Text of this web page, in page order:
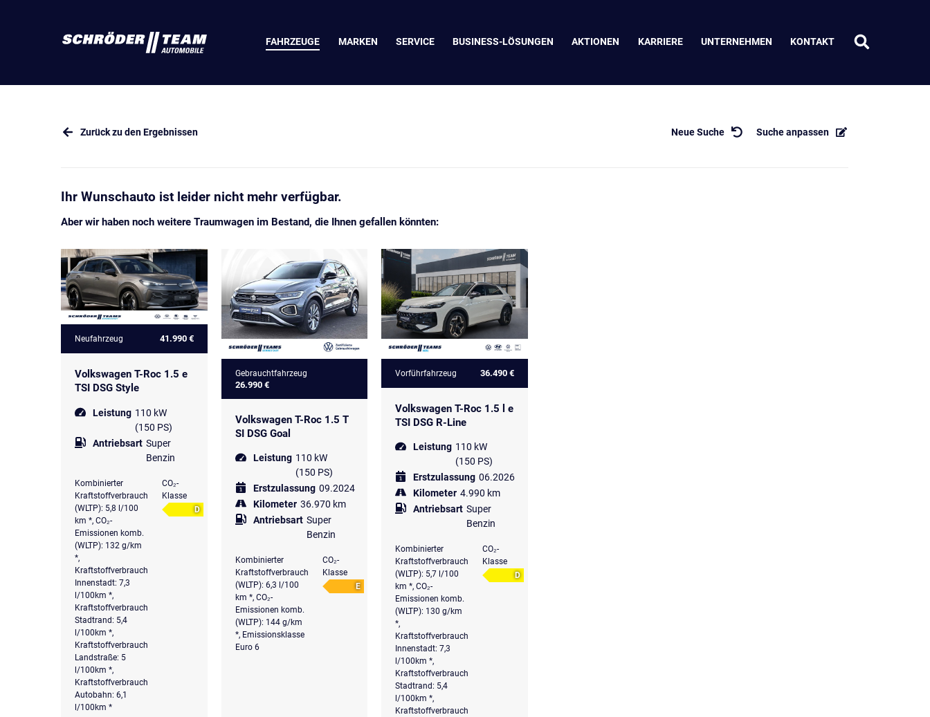
FAHRZEUGE MARKEN SERVICE BUSINESS-LÖSUNGEN AKTIONEN KARRIERE UNTERNEHMEN KONTAKT
Zurück zu den Ergebnissen Neue Suche Suche anpassen
Ihr Wunschauto ist leider nicht mehr verfügbar.
Aber wir haben noch weitere Traumwagen im Bestand, die Ihnen gefallen könnten:
Neufahrzeug 41.990 €
Volkswagen T-Roc 1.5 e
TSI DSG Style
Leistung 110 kW
(150 PS)
Antriebsart Super
Benzin
Kombinierter
Kraftstoffverbrauch
(WLTP): 5,8 l/100
km *, CO₂-
Emissionen komb.
(WLTP): 132 g/km
*,
Kraftstoffverbrauch
Innenstadt: 7,3
l/100km *,
Kraftstoffverbrauch
Stadtrand: 5,4
l/100km *,
Kraftstoffverbrauch
Landstraße: 5
l/100km *,
Kraftstoffverbrauch
Autobahn: 6,1
l/100km *
CO₂-
Klasse
D
Gebrauchtfahrzeug
26.990 €
Volkswagen T-Roc 1.5 T
SI DSG Goal
Leistung 110 kW
(150 PS)
Erstzulassung 09.2024
Kilometer 36.970 km
Antriebsart Super
Benzin
Kombinierter
Kraftstoffverbrauch
(WLTP): 6,3 l/100
km *, CO₂-
Emissionen komb.
(WLTP): 144 g/km
*, Emissionsklasse
Euro 6
CO₂-
Klasse
E
Vorführfahrzeug 36.490 €
Volkswagen T-Roc 1.5 l e
TSI DSG R-Line
Leistung 110 kW
(150 PS)
Erstzulassung 06.2026
Kilometer 4.990 km
Antriebsart Super
Benzin
Kombinierter
Kraftstoffverbrauch
(WLTP): 5,7 l/100
km *, CO₂-
Emissionen komb.
(WLTP): 130 g/km
*,
Kraftstoffverbrauch
Innenstadt: 7,3
l/100km *,
Kraftstoffverbrauch
Stadtrand: 5,4
l/100km *,
Kraftstoffverbrauch
CO₂-
Klasse
D